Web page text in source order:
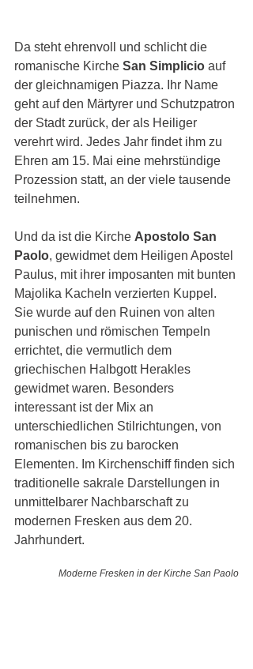
Da steht ehrenvoll und schlicht die
romanische Kirche San Simplicio auf
der gleichnamigen Piazza. Ihr Name
geht auf den Märtyrer und Schutzpatron
der Stadt zurück, der als Heiliger
verehrt wird. Jedes Jahr findet ihm zu
Ehren am 15. Mai eine mehrstündige
Prozession statt, an der viele tausende
teilnehmen.
Und da ist die Kirche Apostolo San
Paolo, gewidmet dem Heiligen Apostel
Paulus, mit ihrer imposanten mit bunten
Majolika Kacheln verzierten Kuppel.
Sie wurde auf den Ruinen von alten
punischen und römischen Tempeln
errichtet, die vermutlich dem
griechischen Halbgott Herakles
gewidmet waren. Besonders
interessant ist der Mix an
unterschiedlichen Stilrichtungen, von
romanischen bis zu barocken
Elementen. Im Kirchenschiff finden sich
traditionelle sakrale Darstellungen in
unmittelbarer Nachbarschaft zu
modernen Fresken aus dem 20.
Jahrhundert.
Moderne Fresken in der Kirche San Paolo